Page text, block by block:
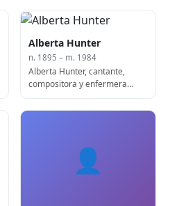
Alberta Hunter
n. 1895 – m. 1984
Alberta Hunter, cantante,
compositora y enfermera
👤